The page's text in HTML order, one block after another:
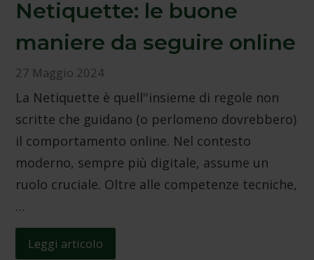
Netiquette: le buone
maniere da seguire online
27 Maggio 2024
La Netiquette è quell''insieme di regole non
scritte che guidano (o perlomeno dovrebbero)
il comportamento online. Nel contesto
moderno, sempre più digitale, assume un
ruolo cruciale. Oltre alle competenze tecniche,
…
Leggi articolo